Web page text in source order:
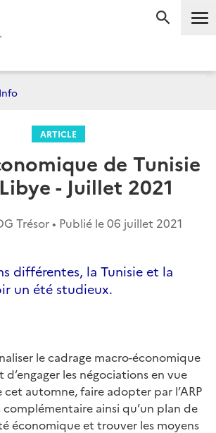
ARTICLE
de Tunisie
- Juillet 2021
Trésor • Publié le06 juillet 2021
différentes, la Tunisie et la
un été studieux.
le cadrage macro-économique
d’engager les négociations en vue
cet automne, faire adopter par l’ARP
complémentaire ainsi qu’un plan de
économique et trouver les moyens